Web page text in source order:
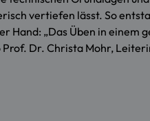
vertiefen lässt. So
„Das Üben in
Dr. Christa Mohr,